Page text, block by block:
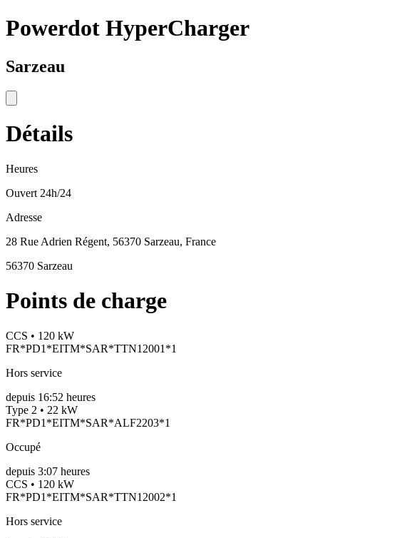
Powerdot HyperCharger
Sarzeau
Détails
Heures
Ouvert 24h/24
Adresse
28 Rue Adrien Régent, 56370 Sarzeau, France
56370 Sarzeau
Points de charge
CCS • 120 kW
FR*PD1*EITM*SAR*TTN12001*1
Hors service
depuis 16:52 heures
Type 2 • 22 kW
FR*PD1*EITM*SAR*ALF2203*1
Occupé
depuis 3:07 heures
CCS • 120 kW
FR*PD1*EITM*SAR*TTN12002*1
Hors service